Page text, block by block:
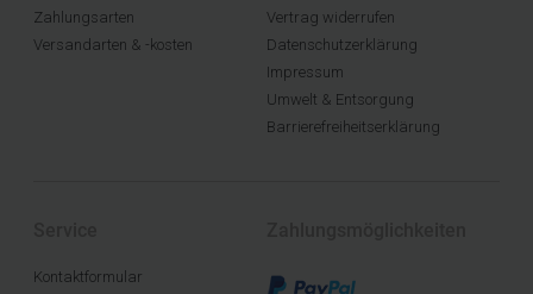
Zahlungsarten
Versandarten & -kosten
Vertrag widerrufen
Datenschutzerklärung
Impressum
Umwelt & Entsorgung
Barrierefreiheitserklärung
Kontaktformular